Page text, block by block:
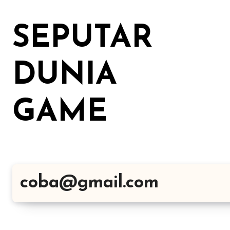
kontenSEPUTAR
DUNIA
GAME
coba@gmail.com